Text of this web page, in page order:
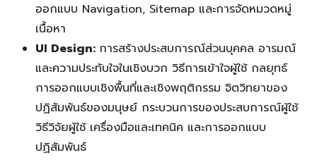
ออกแบบ Navigation, Sitemap และการจัดหมวดหมู่
เนื้อหา
UI Design: การสร้างประสบการณ์ส่วนบุคคล อารมณ์
และความประทับใจในเชิงบวก วิธีการเข้าใจผู้ใช้ กลยุทธ์
การออกแบบเชิงพื้นที่และเชิงพฤติกรรม จิตวิทยาของ
ปฏิสัมพันธ์ของมนุษย์ กระบวนการของประสบการณ์ผู้ใช้
วิธีวิจัยผู้ใช้ เครื่องมือและเทคนิค และการออกแบบ
ปฏิสัมพันธ์